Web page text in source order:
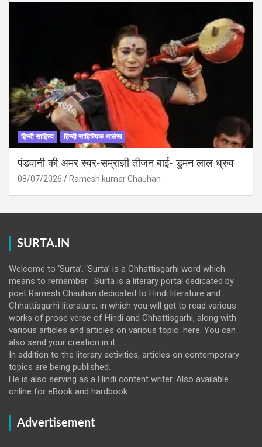
हिन्दी साहित्य हिन्दी साहित्यिक आलेख
पंडवानी की अमर स्वर-सम्राज्ञी तीजन बाई- डुमन लाल ध्रुव
08/07/2026 Ramesh kumar Chauhan
SURTA.IN
Welcome to ‘Surta’. ‘Surta’ is a Chhattisgarhi word which
means to remember . Surta is a literary portal dedicated by
poet Ramesh Chauhan dedicated to Hindi literature and
Chhattisgarhi literature, in which you will get to read various
works of prose verse of Hindi and Chhattisgarhi, along with
various articles and articles on various topic here. You can
also send your creation in it.
In addition to the literary activities, articles on contemporary
topics are being published.
He is also serving as a Hindi content writer. Also available
online for eBook and hardbook
Advertisement